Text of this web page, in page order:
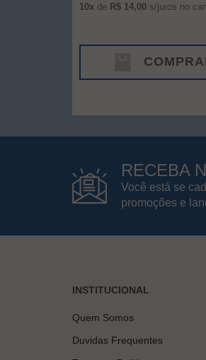
10x de R$ 14,00 s/juros no
RECEBA
Você está se
promoções e
INSTITUCIONAL
Quem Somos
Duvidas Frequentes